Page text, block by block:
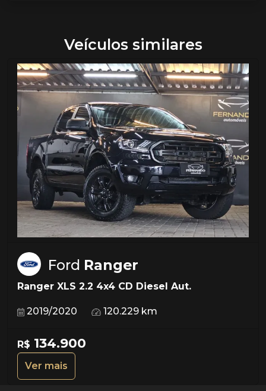
Veículos similares
Ford Ranger
Ranger XLS 2.2 4x4 CD Diesel Aut.
2019/2020 120.229 km
R$ 134.900
Ver mais